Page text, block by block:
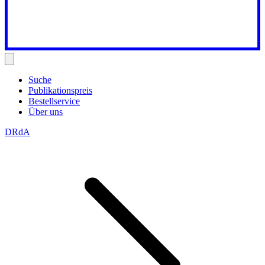
Suche
Publikationspreis
Bestellservice
Über uns
DRdA